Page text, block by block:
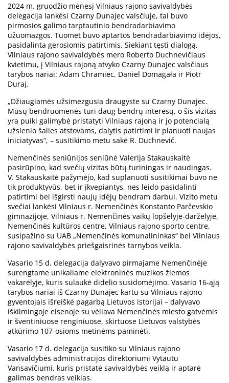
2024 m. gruodžio mėnesį Vilniaus rajono savivaldybės
delegacija lankėsi Czarny Dunajec valsčiuje, tai buvo
pirmosios galimo tarptautinio bendradarbiavimo
užuomazgos. Tuomet buvo aptartos bendradarbiavimo idėjos,
pasidalinta gerosiomis patirtimis. Siekiant tęsti dialogą,
Vilniaus rajono savivaldybės mero Roberto Duchnevičiaus
kvietimu, į Vilniaus rajoną atvyko Czarny Dunajec valsčiaus
tarybos nariai: Adam Chramiec, Daniel Domagała ir Piotr
Duraj.
„Džiaugiamės užsimezgusia draugyste su Czarny Dunajec.
Mūsų bendruomenės turi daug bendrų interesų, o šis vizitas
yra puiki galimybė pristatyti Vilniaus rajoną ir jo potencialą
užsienio šalies atstovams, dalytis patirtimi ir planuoti naujas
iniciatyvas“, – susitikimo metu sakė R. Duchnevič.
Nemenčinės seniūnijos seniūnė Valerija Stakauskaitė
pasirūpino, kad svečių vizitas būtų turiningas ir naudingas.
V. Stakauskaitė pažymėjo, kad suplanuoti susitikimai buvo ne
tik produktyvūs, bet ir įkvepiantys, nes leido pasidalinti
patirtimi bei išgirsti naujų idėjų bendram darbui. Vizito metu
svečiai lankėsi Vilniaus r. Nemenčinės Konstanto Parčevskio
gimnazijoje, Vilniaus r. Nemenčinės vaikų lopšelyje-darželyje,
Nemenčinės kultūros centre, Vilniaus rajono sporto centre,
susipažino su UAB „Nemenčinės komunalininkas“ bei Vilniaus
rajono savivaldybės priešgaisrinės tarnybos veikla.
Vasario 15 d. delegacija dalyvavo pirmajame Nemenčinėje
surengtame unikaliame elektroninės muzikos žiemos
vakarėlyje, kuris sulaukė didelio susidomėjimo. Vasario 16-ąją
tarybos nariai iš Czarny Dunajec kartu su Vilniaus rajono
gyventojais išreiškė pagarbą Lietuvos istorijai – dalyvavo
iškilmingoje eisenoje su vėliava Nemenčinės miesto gatvėmis
ir šventiniuose renginiuose, skirtuose Lietuvos valstybės
atkūrimo 107-osioms metinėms paminėti.
Vasario 17 d. delegacija susitiko su Vilniaus rajono
savivaldybės administracijos direktoriumi Vytautu
Vansavičiumi, kuris pristatė savivaldybės veiklą ir aptarė
galimas bendras veiklas.